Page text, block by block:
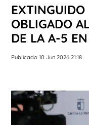
OBLIGADO
DE LA A-5
Publicado 10 Jun 2026 21:18